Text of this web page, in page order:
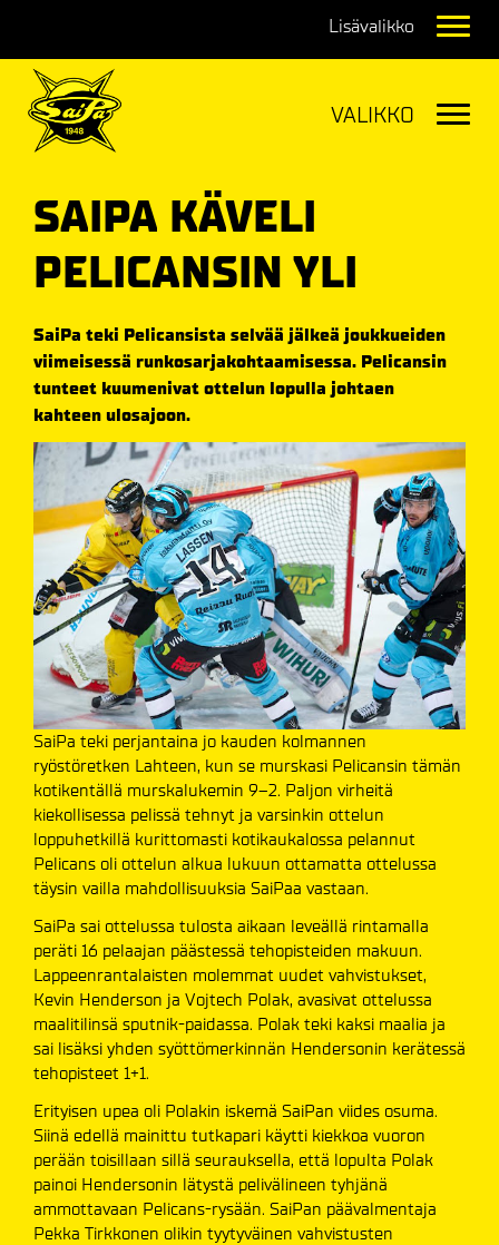
SAIPA KÄVELI
PELICANSIN YLI
SaiPa teki Pelicansista selvää jälkeä joukkueiden
viimeisessä runkosarjakohtaamisessa. Pelicansin
tunteet kuumenivat ottelun lopulla johtaen
kahteen ulosajoon.
SaiPa teki perjantaina jo kauden kolmannen
ryöstöretken Lahteen, kun se murskasi Pelicansin tämän
kotikentällä murskalukemin 9–2. Paljon virheitä
kiekollisessa pelissä tehnyt ja varsinkin ottelun
loppuhetkillä kurittomasti kotikaukalossa pelannut
Pelicans oli ottelun alkua lukuun ottamatta ottelussa
täysin vailla mahdollisuuksia SaiPaa vastaan.
SaiPa sai ottelussa tulosta aikaan leveällä rintamalla
peräti 16 pelaajan päästessä tehopisteiden makuun.
Lappeenrantalaisten molemmat uudet vahvistukset,
Kevin Henderson ja Vojtech Polak, avasivat ottelussa
maalitilinsä sputnik-paidassa. Polak teki kaksi maalia ja
sai lisäksi yhden syöttömerkinnän Hendersonin kerätessä
tehopisteet 1+1.
Erityisen upea oli Polakin iskemä SaiPan viides osuma.
Siinä edellä mainittu tutkapari käytti kiekkoa vuoron
perään toisillaan sillä seurauksella, että lopulta Polak
painoi Hendersonin lätystä pelivälineen tyhjänä
ammottavaan Pelicans-rysään. SaiPan päävalmentaja
Pekka Tirkkonen olikin tyytyväinen vahvistusten